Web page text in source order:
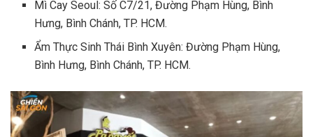
Mì Cay Seoul: Số C7/21, Đường Phạm Hùng, Bình
Hưng, Bình Chánh, TP. HCM.
Ẩm Thực Sinh Thái Bình Xuyên: Đường Phạm Hùng,
Bình Hưng, Bình Chánh, TP. HCM.